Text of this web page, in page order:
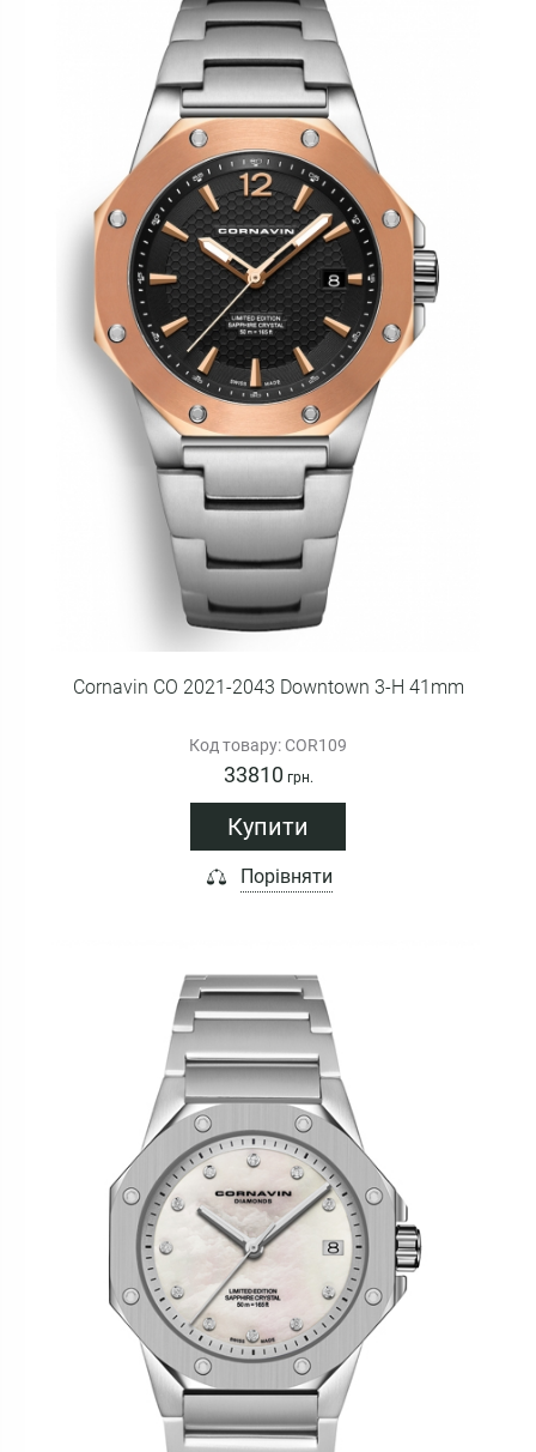
Cornavin CO 2021-2043 Downtown 3-H 41mm
Код товару: COR109
33810 грн.
Купити
Порівняти